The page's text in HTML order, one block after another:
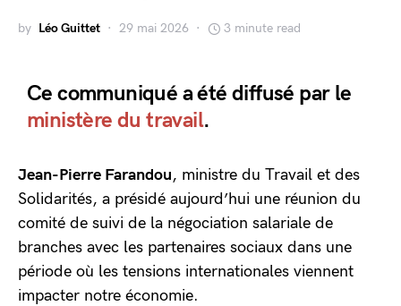
by Léo Guittet 29 mai 2026 3 minute read
Ce communiqué a été diffusé par le
ministère du travail.
Jean-Pierre Farandou, ministre du Travail et des
Solidarités, a présidé aujourd’hui une réunion du
comité de suivi de la négociation salariale de
branches avec les partenaires sociaux dans une
période où les tensions internationales viennent
impacter notre économie.